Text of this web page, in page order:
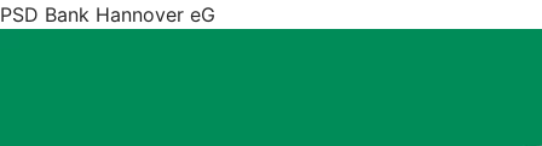
PSD Bank Hannover eG